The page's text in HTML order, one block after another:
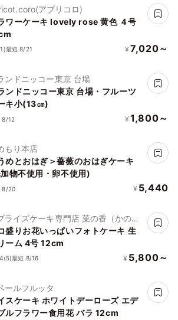
アブリコロ)
ワーケーキ lovely rose 黄色 ４号
最短 8/21 ¥ 7,020～
ンドニッコー東京 台場
ンドニッコー東京 台場・フルーツ
キ小(13㎝)
8/12 ¥ 1,800～
もり本店
めとおはぎ＞薔薇のおはぎケーキ
物不使用・卵不使用)
8/20 ¥ 5,440
ライズケーキ専門店 菓の香（かの
盛りお花いっぱいフォトケーキ 生
ーム 4号 12cm
(5)最短 8/16 ¥ 5,800～
ールフルッタ
スケーキ ホワイトデーローズ エデ
ルフラワー食用花 バラ 12cm